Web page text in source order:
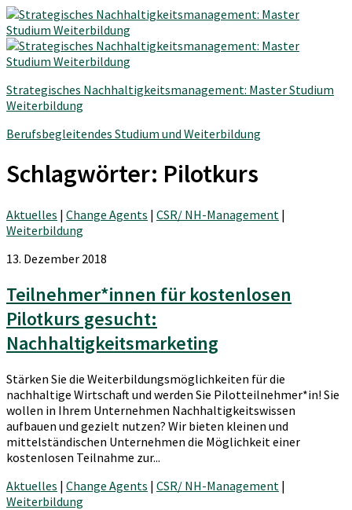
Strategisches Nachhaltigkeitsmanagement: Master Studium
Weiterbildung
Berufsbegleitendes Studium und Weiterbildung
Schlagwörter: Pilotkurs
Aktuelles | Change Agents | CSR/ NH-Management |
Weiterbildung
13. Dezember 2018
Teilnehmer*innen für kostenlosen
Pilotkurs gesucht:
Nachhaltigkeitsmarketing
Stärken Sie die Weiterbildungsmöglichkeiten für die
nachhaltige Wirtschaft und werden Sie Pilotteilnehmer*in! Sie
wollen in Ihrem Unternehmen Nachhaltigkeitswissen
aufbauen und gezielt nutzen? Wir bieten kleinen und
mittelständischen Unternehmen die Möglichkeit einer
kostenlosen Teilnahme zur...
Aktuelles | Change Agents | CSR/ NH-Management |
Weiterbildung